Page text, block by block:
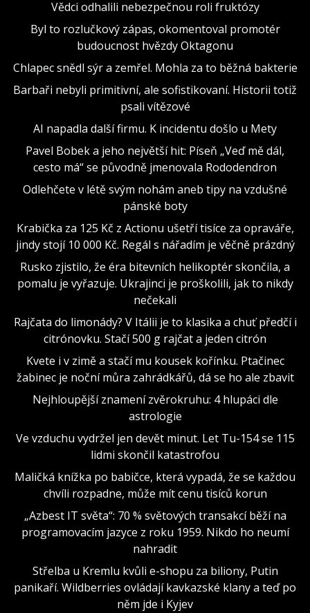
Vědci odhalili nebezpečnou roli fruktózy
Byl to rozlučkový zápas, okomentoval promotér
budoucnost hvězdy Oktagonu
Chlapec snědl sýr a zemřel. Mohla za to běžná bakterie
Barbaři nebyli primitivní, ale sofistikovaní. Historii totiž
psali vítězové
AI napadla další firmu. K incidentu došlo u Mety
Pavel Bobek a jeho největší hit: Píseň „Veď mě dál,
cesto má“ se původně jmenovala Rododendron
Odlehčete v létě svým nohám aneb tipy na vzdušné
pánské boty
Krabička za 125 Kč z Actionu ušetří tisíce za opraváře,
jindy stojí 10 000 Kč. Regál s nářadím je věčně prázdný
Rusko zjistilo, že éra bitevních helikoptér skončila, a
pomalu je vyřazuje. Ukrajinci je proškolili, jak to nikdy
nečekali
Rajčata do limonády? V Itálii je to klasika a chuť předčí i
citrónovku. Stačí 500 g rajčat a jeden citrón
Kvete i v zimě a stačí mu kousek kořínku. Ptačinec
žabinec je noční můra zahrádkářů, dá se ho ale zbavit
Nejhloupější znamení zvěrokruhu: 4 hlupáci dle
astrologie
Ve vzduchu vydržel jen devět minut. Let Tu-154 se 115
lidmi skončil katastrofou
Maličká knížka po babičce, která vypadá, že se každou
chvíli rozpadne, může mít cenu tisíců korun
„Azbest IT světa“: 70 % světových transakcí běží na
programovacím jazyce z roku 1959. Nikdo ho neumí
nahradit
Střelba u Kremlu kvůli e-shopu za biliony, Putin
panikaří. Wildberries ovládají kavkazské klany a teď po
něm jde i Kyjev